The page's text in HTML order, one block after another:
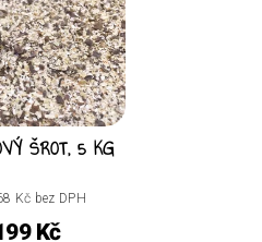
ŠROT, 5 KG
Kč bez DPH
Kč